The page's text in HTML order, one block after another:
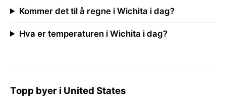
Kommer det til å regne i Wichita i dag?
Hva er temperaturen i Wichita i dag?
Topp byer i United States